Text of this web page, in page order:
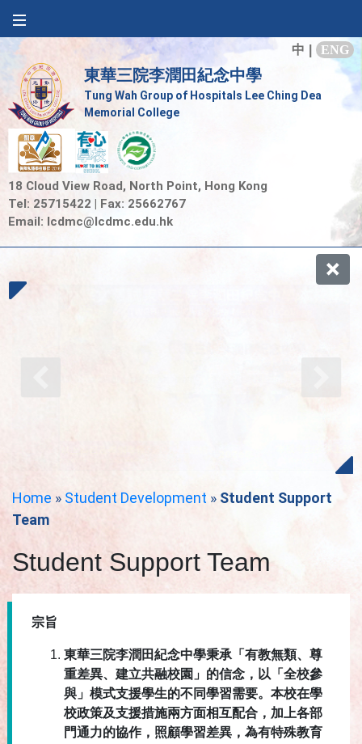
中 ENG
東華三院李潤田紀念中學
Tung Wah Group of Hospitals Lee Ching Dea
Memorial College
18 Cloud View Road, North Point, Hong Kong
Tel: 25715422 | Fax: 25662767
Email: lcdmc@lcdmc.edu.hk
Home » Student Development » Student Support
Team
Student Support Team
宗旨
東華三院李潤田紀念中學秉承「有教無類、尊
重差異、建立共融校園」的信念，以「全校參
與」模式支援學生的不同學習需要。本校在學
校政策及支援措施兩方面相互配合，加上各部
門通力的協作，照顧學習差異，為有特殊教育